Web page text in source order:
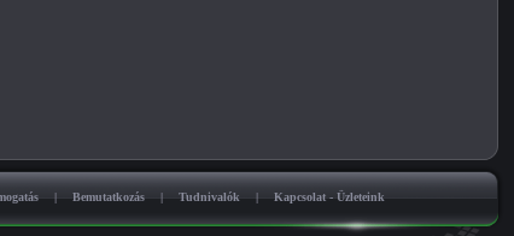
| Bemutatkozás | Tudnivalók | Kapcsolat - Üzleteink